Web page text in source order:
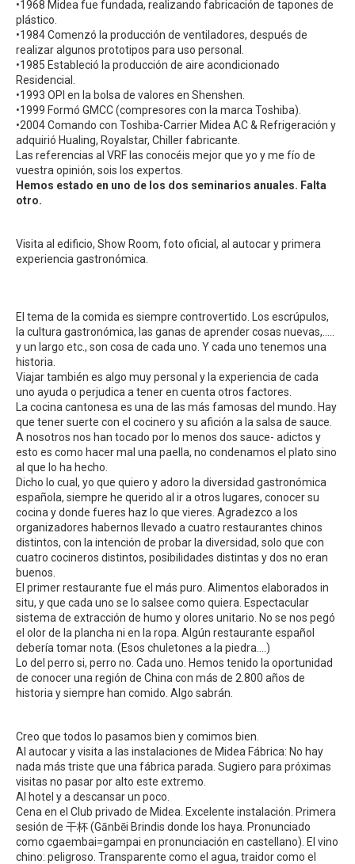
•1968 Midea fue fundada, realizando fabricación de tapones de
plástico.
•1984 Comenzó la producción de ventiladores, después de
realizar algunos prototipos para uso personal.
•1985 Estableció la producción de aire acondicionado
Residencial.
•1993 OPI en la bolsa de valores en Shenshen.
•1999 Formó GMCC (compresores con la marca Toshiba).
•2004 Comando con Toshiba-Carrier Midea AC & Refrigeración y
adquirió Hualing, Royalstar, Chiller fabricante.
Las referencias al VRF las conocéis mejor que yo y me fío de
vuestra opinión, sois los expertos.
Hemos estado en uno de los dos seminarios anuales. Falta
otro.
Visita al edificio, Show Room, foto oficial, al autocar y primera
experiencia gastronómica.
El tema de la comida es siempre controvertido. Los escrúpulos,
la cultura gastronómica, las ganas de aprender cosas nuevas,…..
y un largo etc., son cosa de cada uno. Y cada uno tenemos una
historia.
Viajar también es algo muy personal y la experiencia de cada
uno ayuda o perjudica a tener en cuenta otros factores.
La cocina cantonesa es una de las más famosas del mundo. Hay
que tener suerte con el cocinero y su afición a la salsa de sauce.
A nosotros nos han tocado por lo menos dos sauce- adictos y
esto es como hacer mal una paella, no condenamos el plato sino
al que lo ha hecho.
Dicho lo cual, yo que quiero y adoro la diversidad gastronómica
española, siempre he querido al ir a otros lugares, conocer su
cocina y donde fueres haz lo que vieres. Agradezco a los
organizadores habernos llevado a cuatro restaurantes chinos
distintos, con la intención de probar la diversidad, solo que con
cuatro cocineros distintos, posibilidades distintas y dos no eran
buenos.
El primer restaurante fue el más puro. Alimentos elaborados in
situ, y que cada uno se lo salsee como quiera. Espectacular
sistema de extracción de humo y olores unitario. No se nos pegó
el olor de la plancha ni en la ropa. Algún restaurante español
debería tomar nota. (Esos chuletones a la piedra….)
Lo del perro si, perro no. Cada uno. Hemos tenido la oportunidad
de conocer una región de China con más de 2.800 años de
historia y siempre han comido. Algo sabrán.
Creo que todos lo pasamos bien y comimos bien.
Al autocar y visita a las instalaciones de Midea Fábrica: No hay
nada más triste que una fábrica parada. Sugiero para próximas
visitas no pasar por alto este extremo.
Al hotel y a descansar un poco.
Cena en el Club privado de Midea. Excelente instalación. Primera
sesión de 干杯 (Gānbēi Brindis donde los haya. Pronunciado
como cgaembai=gampai en pronunciación en castellano). El vino
chino: peligroso. Transparente como el agua, traidor como el